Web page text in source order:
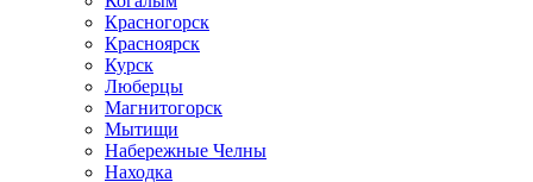
Красногорск
Красноярск
Курск
Люберцы
Магнитогорск
Мытищи
Набережные Челны
Находка